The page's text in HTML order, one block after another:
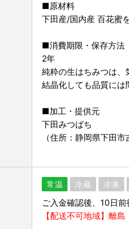
■原材料
下田産/国内産 百花蜜
■消費期限・保存方法
2年
純粋の生はちみつは、
結晶化しても品質には
■加工・提供元
下田みつばち
（住所：静岡県下田市
常温 冷蔵 冷凍
ご入金確認後、10日前
【配送不可地域】離島